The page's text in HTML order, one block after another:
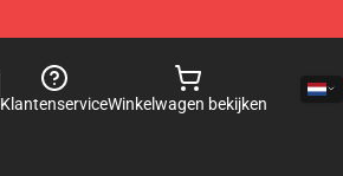
KlantenserviceWinkelwagen bekijken